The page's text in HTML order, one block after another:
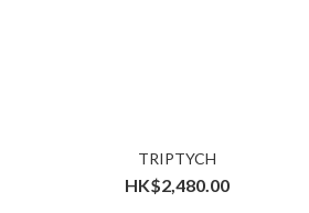
TRIPTYCH
HK$2,480.00